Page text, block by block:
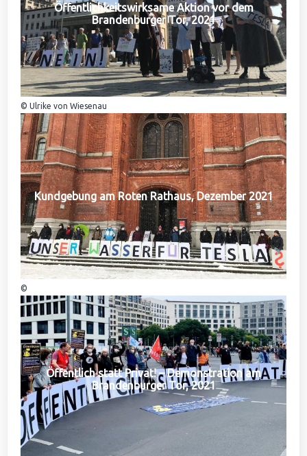
Öffentlichkeitswirksame Aktion vor dem
Brandenburger Tor, 2021
© Ulrike von Wiesenau
Kundgebung am Roten Rathaus, Dezember 2021
©
Öffentlich statt Privat! – Demonstration am
Brandenburger Tor, 2021